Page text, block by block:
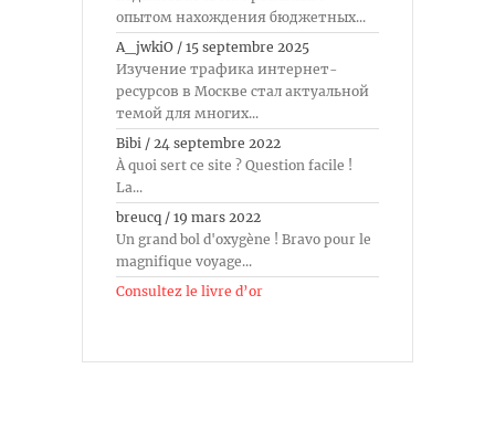
опытом нахождения бюджетных...
A_jwkiO / 15 septembre 2025
Изучение трафика интернет-
ресурсов в Москве стал актуальной
темой для многих...
Bibi / 24 septembre 2022
À quoi sert ce site ? Question facile !
La...
breucq / 19 mars 2022
Un grand bol d'oxygène ! Bravo pour le
magnifique voyage...
Consultez le livre d’or